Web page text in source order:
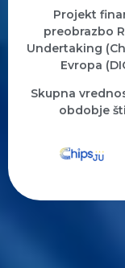
Projekt
preobrazbo
Undertaking
Evropa
Skupna
obdobje